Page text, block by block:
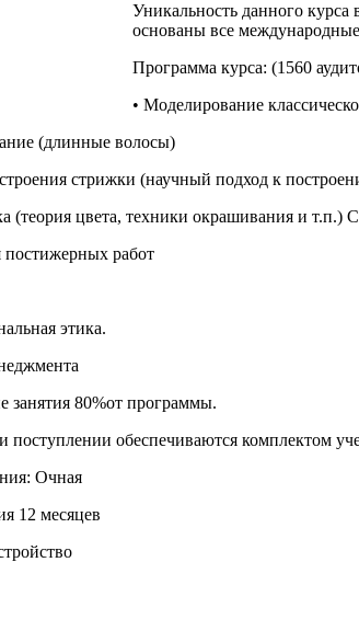
Уникальность данного курса
основаны все
Программа курса: (1560
• Моделирование
(длинные волосы)
стрижки (научный подход к
(теория цвета, техники окрашивания и т.п.)
постижерных работ
этика.
занятия 80%от программы.
поступлении обеспечиваются комплектом
Очная
12 месяцев